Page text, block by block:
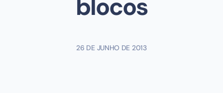
blocos
26 DE JUNHO DE 2013